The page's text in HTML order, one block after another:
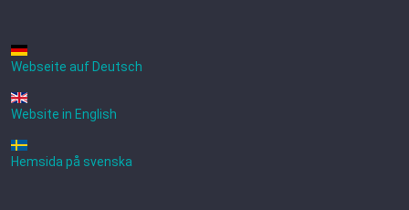
Webseite auf Deutsch
Website in English
Hemsida på svenska